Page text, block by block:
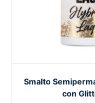
Smalto
con